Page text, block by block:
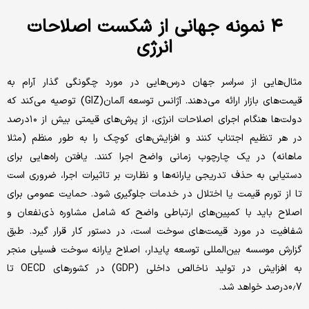
۴ نمونه جهانی از شکست اصلاحات
انرژی
مثال‌هایی از سراسر جهان درس‌هایی در مورد چگونگی گذار آرام به
قیمت‌های بازار ارائه می‌دهند. آژانس توسعه آلمان(GIZ) توصیه می‌کند که
دولت‌ها هنگام اجرای اصلاحات انرژی، از پرش‌های قیمتی بیش از ۱۰‌درصد
در هر تنظیم اجتناب کنند و افزایش‌های کوچک را به طور منظم (مثلا
ماهانه) در یک چارچوب زمانی واضح اجرا کنند. یافتن راه‌هایی برای
دستیابی به حذف تدریجی یارانه‌ها و نظارت بر تاثیرات اجرا، ضروری است
تا از تورم قیمت یا اختلال در خدمات جلوگیری شود. حمایت عمومی برای
اصلاح باید با کمپین‌های ارتباطی واضح که شامل مشاوره ذی‌نفعان و
شفافیت در مورد قیمت‌های سوخت است، در دستور کار قرار گیرد. طبق
گزارش موسسه بین‌المللی توسعه پایدار، اصلاح یارانه سوخت فسیلی منجر
به افزایش‌ در تولید ناخالص داخلی (GDP) در کشورهای OECD تا
0.7‌درصد خواهد شد.